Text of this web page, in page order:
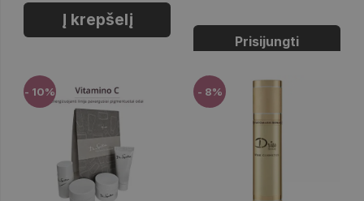
Į krepšelį
Prisijungti
- 10% - 8%